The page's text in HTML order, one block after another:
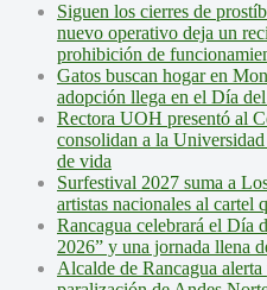
Siguen los cierres de
nuevo operativo deja un
prohibición de
Gatos buscan hogar en
adopción llega en el Día
Rectora UOH presentó al
consolidan a la
de vida
Surfestival 2027 suma a
artistas nacionales al cartel
Rancagua celebrará el Día
2026” y una jornada llena
Alcalde de Rancagua